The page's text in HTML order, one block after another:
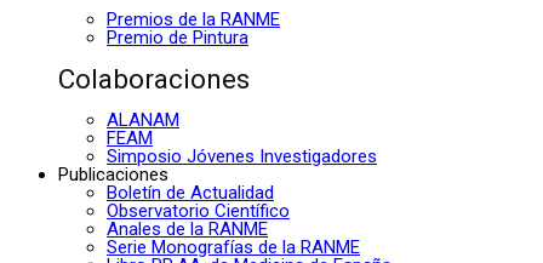
Premios de la RANME
Premio de Pintura
Colaboraciones
ALANAM
FEAM
Simposio Jóvenes Investigadores
Publicaciones
Boletín de Actualidad
Observatorio Científico
Anales de la RANME
Serie Monografías de la RANME